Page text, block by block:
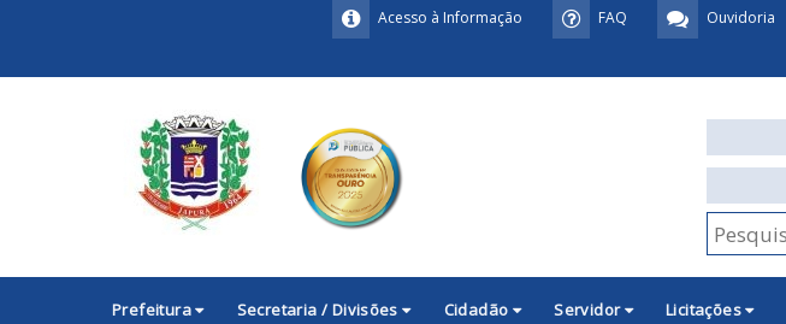
Ouvidoria
FAQ
Acesso à Informação
Prefeitura Secretaria / Divisões Cidadão Servidor Licitações